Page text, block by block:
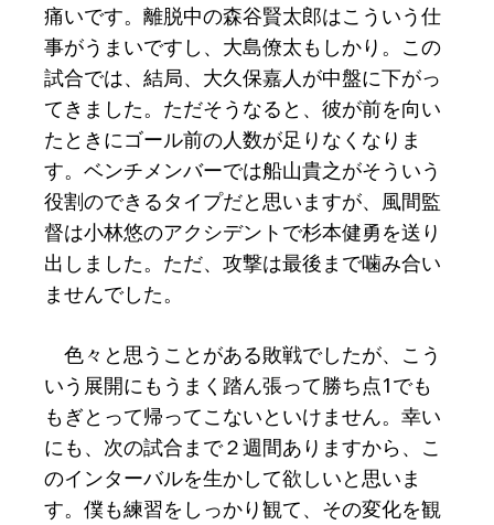
痛いです。離脱中の森谷賢太郎はこういう仕
事がうまいですし、大島僚太もしかり。この
試合では、結局、大久保嘉人が中盤に下がっ
てきました。ただそうなると、彼が前を向い
たときにゴール前の人数が足りなくなりま
す。ベンチメンバーでは船山貴之がそういう
役割のできるタイプだと思いますが、風間監
督は小林悠のアクシデントで杉本健勇を送り
出しました。ただ、攻撃は最後まで噛み合い
ませんでした。
色々と思うことがある敗戦でしたが、こう
いう展開にもうまく踏ん張って勝ち点1でも
もぎとって帰ってこないといけません。幸い
にも、次の試合まで２週間ありますから、こ
のインターバルを生かして欲しいと思いま
す。僕も練習をしっかり観て、その変化を観